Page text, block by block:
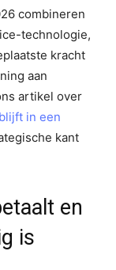
combineren
technologie,
kracht
aan
artikel over
in een
kant
en
is